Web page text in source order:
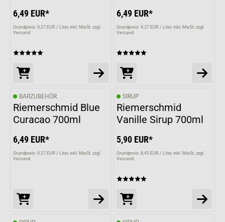
6,49 EUR*
Grundpreis: 9,27 EUR / Liter inkl. MwSt. zzgl.
Versand
6,49 EUR*
Grundpreis: 9,27 EUR / Liter inkl. MwSt. zzgl.
Versand
BARZUBEHÖR
Riemerschmid Blue
Curacao 700ml
6,49 EUR*
Grundpreis: 9,27 EUR / Liter inkl. MwSt. zzgl.
Versand
SIRUP
Riemerschmid
Vanille Sirup 700ml
5,90 EUR*
Grundpreis: 8,43 EUR / Liter inkl. MwSt. zzgl.
Versand